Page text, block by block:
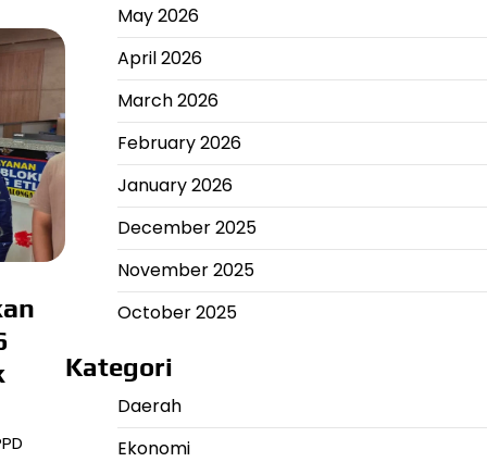
May 2026
April 2026
March 2026
February 2026
January 2026
December 2025
November 2025
October 2025
Kategori
Daerah
Ekonomi